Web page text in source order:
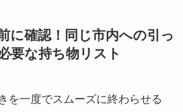
に確認！同じ市内への引っ
要な持ち物リスト
を一度でスムーズに終わらせる